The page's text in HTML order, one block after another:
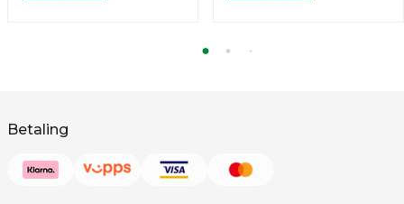
Betaling